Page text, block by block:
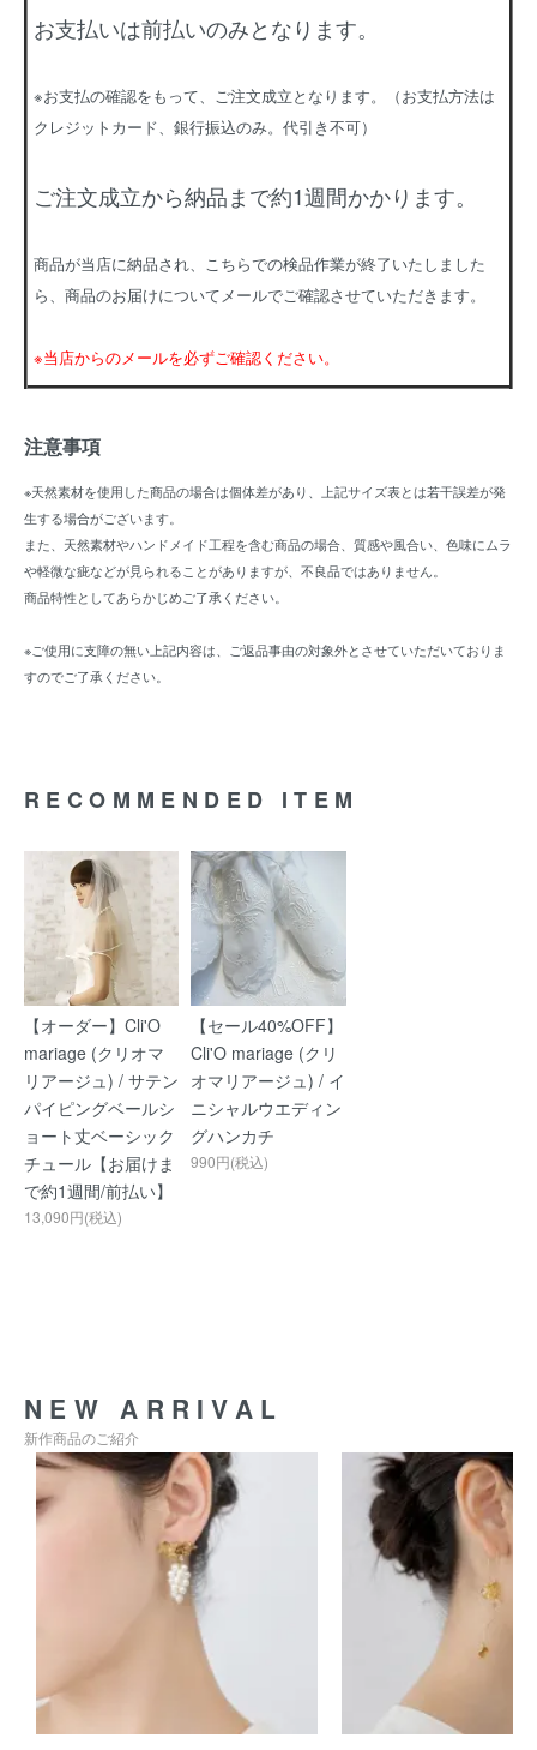
お支払いは前払いのみとなります。
※お支払の確認をもって、ご注文成立となります。（お支払方法は
クレジットカード、銀行振込のみ。代引き不可）
ご注文成立から納品まで約1週間かかります。
商品が当店に納品され、こちらでの検品作業が終了いたしました
ら、商品のお届けについてメールでご確認させていただきます。
※当店からのメールを必ずご確認ください。
注意事項
※天然素材を使用した商品の場合は個体差があり、上記サイズ表とは若干誤差が発
生する場合がございます。
また、天然素材やハンドメイド工程を含む商品の場合、質感や風合い、色味にムラ
や軽微な疵などが見られることがありますが、不良品ではありません。
商品特性としてあらかじめご了承ください。
※ご使用に支障の無い上記内容は、ご返品事由の対象外とさせていただいておりま
すのでご了承ください。
RECOMMENDED ITEM
【オーダー】Cli'O
mariage (クリオマ
リアージュ) / サテン
パイピングベールシ
ョート丈ベーシック
チュール【お届けま
で約1週間/前払い】
13,090円(税込)
【セール40%OFF】
Cli'O mariage (クリ
オマリアージュ) / イ
ニシャルウエディン
グハンカチ
990円(税込)
NEW ARRIVAL
新作商品のご紹介